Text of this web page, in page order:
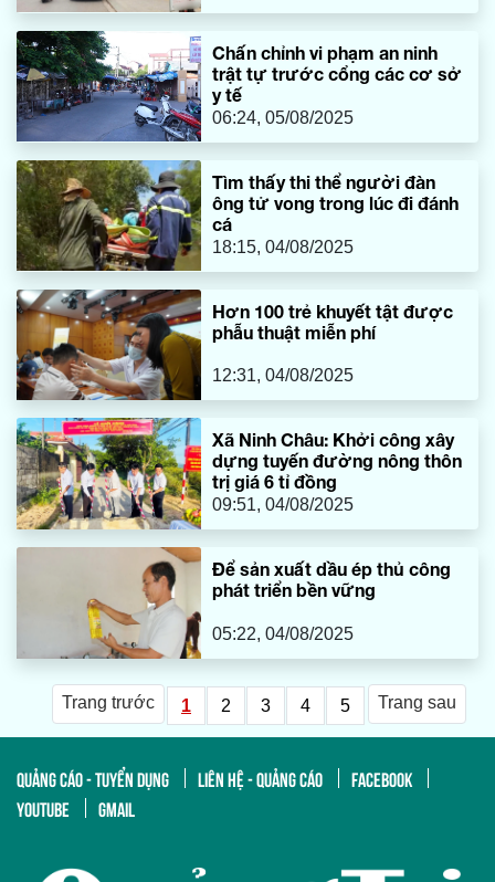
Chấn chỉnh vi phạm an ninh
trật tự trước cổng các cơ sở
y tế
06:24, 05/08/2025
Tìm thấy thi thể người đàn
ông tử vong trong lúc đi đánh
cá
18:15, 04/08/2025
Hơn 100 trẻ khuyết tật được
phẫu thuật miễn phí
12:31, 04/08/2025
Xã Ninh Châu: Khởi công xây
dựng tuyến đường nông thôn
trị giá 6 tỉ đồng
09:51, 04/08/2025
Để sản xuất dầu ép thủ công
phát triển bền vững
05:22, 04/08/2025
Trang trước 1 2 3 4 5 Trang sau
QUẢNG CÁO - TUYỂN DỤNG LIÊN HỆ - QUẢNG CÁO
FACEBOOK
YOUTUBE
GMAIL